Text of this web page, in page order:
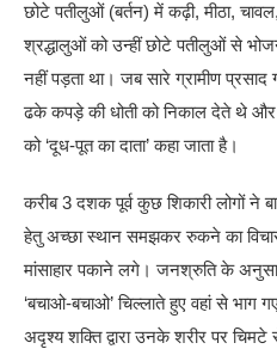
छोटे पतीलुओं (बर्तन) में कढ़ी, मीठा,
श्रद्धालुओं को उन्हीं छोटे पतीलुओं से
नहीं पड़ता था। जब सारे ग्रामीण
ढके कपड़े की धोती को निकाल देते थे और
को ‘दूध-पूत का दाता’ कहा जाता है।
करीब 3 दशक पूर्व कुछ शिकारी लोगों ने
हेतु अच्छा स्थान समझकर रुकने का
मांसाहार पकाने लगे। जनश्रुति के
‘बचाओ-बचाओ’ चिल्लाते हुए वहां से भाग
अदृश्य शक्ति द्वारा उनके शरीर पर